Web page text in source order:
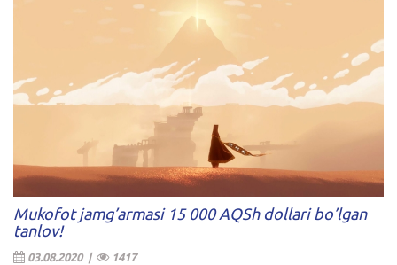
Mukofot jamg’armasi 15 000 AQSh dollari bo’lgan
tanlov!
03.08.2020 | 1417